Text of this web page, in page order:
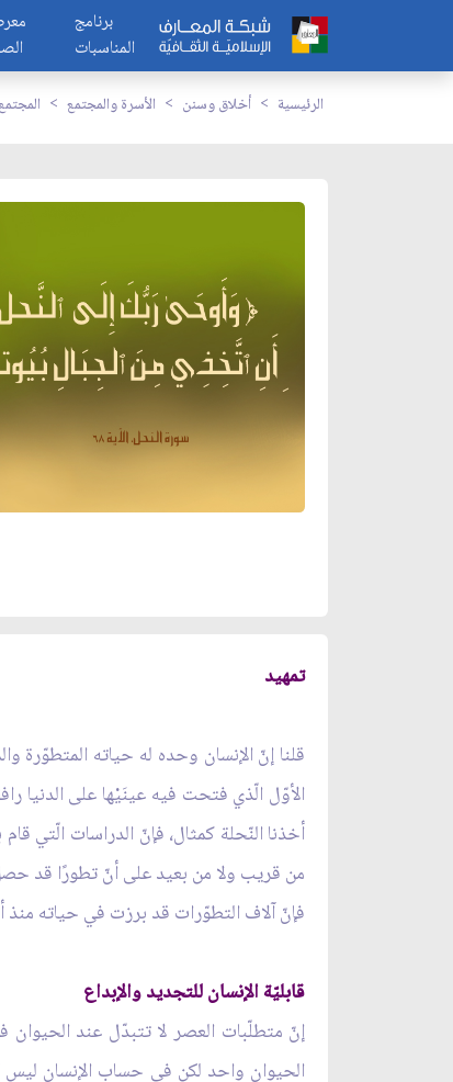
برنامج
المناسبات
الرئيسية أخلاق وسنن الأسرة والمجتمع
تمهيد
قلنا إنّ الإنسان وحده له حياته المتطوّرة
الأوّل الّذي فتحت فيه عينَيْها على الدنيا
أخذنا النّحلة كمثال، فإنّ الدراسات الّتي
من قريب ولا من بعيد على أنّ تطورًا قد حصل
فإنّ آلاف التطوّرات قد برزت في حياته منذ
قابليّة الإنسان للتجديد والإبداع
إنّ متطلّبات العصر لا تتبدّل عند
الحيوان واحد لكن في حساب الإنسان ليس